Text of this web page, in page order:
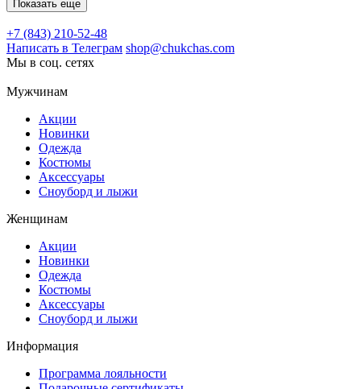
Показать еще
+7 (843) 210-52-48
Написать в Телеграм shop@chukchas.com
Мы в соц. сетях
Мужчинам
Акции
Новинки
Одежда
Костюмы
Аксессуары
Сноуборд и лыжи
Женщинам
Акции
Новинки
Одежда
Костюмы
Аксессуары
Сноуборд и лыжи
Информация
Программа лояльности